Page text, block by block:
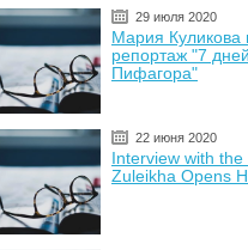
29 июля 2020
Мария
репортаж "7
Пифагора"
22 июня 2020
Interview with
Zuleikha Opens